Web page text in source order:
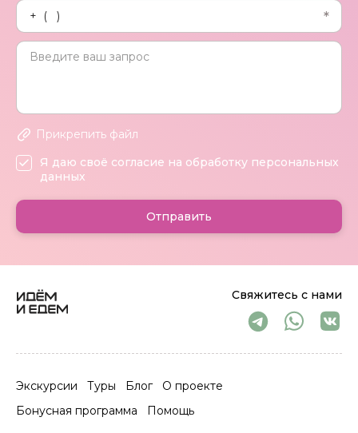
Свяжитесь с нами
Экскурсии Туры Блог
О проекте
Бонусная программа
Помощь
Прикрепить файл
Я даю своё согласие на обработку персональных
данных
Отправить